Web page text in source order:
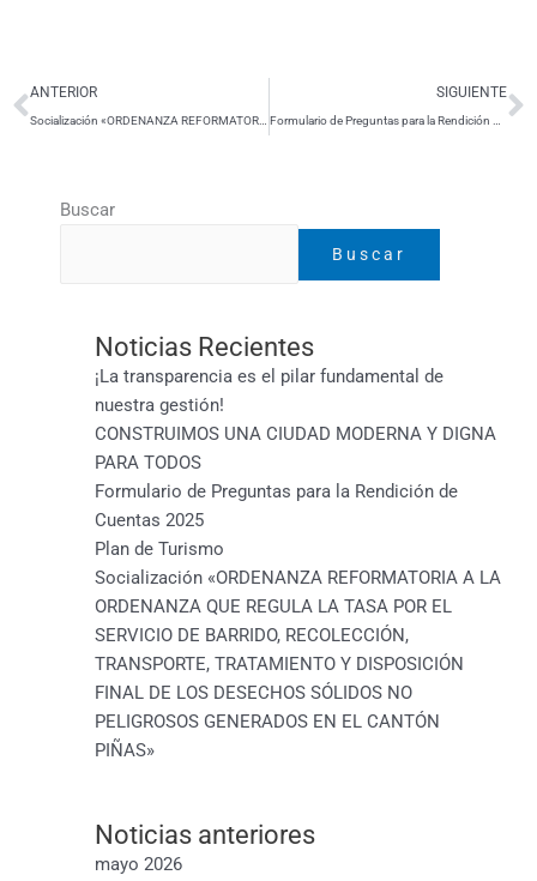
ANTERIOR SIGUIENTE
Buscar
Buscar
Noticias Recientes
¡La transparencia es el pilar fundamental de
nuestra gestión!
CONSTRUIMOS UNA CIUDAD MODERNA Y DIGNA
PARA TODOS
Formulario de Preguntas para la Rendición de
Cuentas 2025
Plan de Turismo
Socialización «ORDENANZA REFORMATORIA A LA
ORDENANZA QUE REGULA LA TASA POR EL
SERVICIO DE BARRIDO, RECOLECCIÓN,
TRANSPORTE, TRATAMIENTO Y DISPOSICIÓN
FINAL DE LOS DESECHOS SÓLIDOS NO
PELIGROSOS GENERADOS EN EL CANTÓN
PIÑAS»
Noticias anteriores
mayo 2026